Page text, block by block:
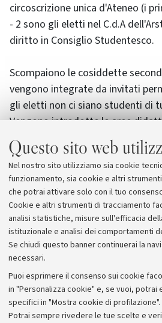
Questo sito web
Nel nostro sito utilizziamo sia cookie
funzionamento, sia cookie e altri
che potrai attivare solo con il tuo
Cookie e altri strumenti di tracciamento
analisi statistiche, misure sull'efficacia
istituzionale e analisi dei comportamenti
Se chiudi questo banner continuerai la
necessari.
Puoi esprimere il consenso sui cookie
in "Personalizza cookie" e, se vuoi, potrai
specifici in "Mostra cookie di profilazione".
Potrai sempre rivedere le tue scelte e
circoscrizione unica d'Ateneo (i
- 2 sono gli eletti nel C.d.A
diritto in Consiglio Studentesco.
Scompaiono le cosiddette
vengono integrate da invitati
gli eletti non ci siano studenti di
Vengono introdotte le aree
rispondono ai compiti del
pareri sulla didattica e sul diritto
inoltre garantita "un'adeguata
sedi decentrate" (come scritto
Archivio
Comunicati
Redazione